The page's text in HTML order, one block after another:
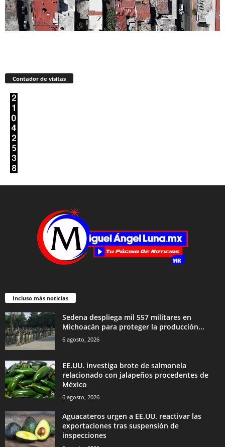
Contador de visitas
Incluso más noticias
Sedena despliega mil 557 militares en
Michoacán para proteger la producción...
6 agosto, 2026
EE.UU. investiga brote de salmonela
relacionado con jalapeños procedentes de
México
6 agosto, 2026
Aguacateros urgen a EE.UU. reactivar las
exportaciones tras suspensión de
inspecciones